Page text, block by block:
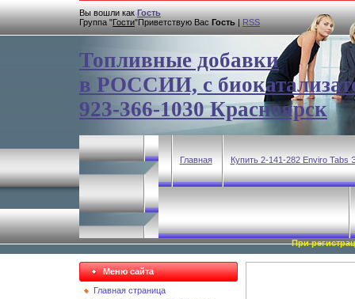
Вы вошли как Гость
Группа"Гости"Приветствую Вас Гость |RSS
Топливные добавки
в РОССИИ, с
923-366-1030 Красноярск
Главная Купить 2-141-282 Enviro Tabs
При
Меню сайта
Главная страница